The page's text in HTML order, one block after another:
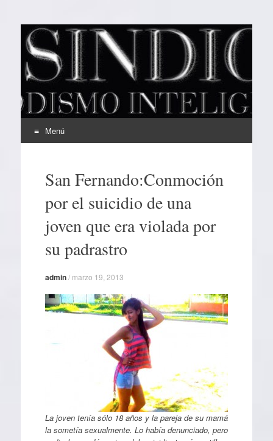
EL SINDICAL
Periodismo Inteligente
Menú
contenidoSan Fernando:Conmoción
por el suicidio de una
joven que era violada por
su padrastro
admin/ marzo 19, 2013
La joven tenía sólo 18 años y la pareja de su mamá
la sometía sexualmente. Lo había denunciado, pero